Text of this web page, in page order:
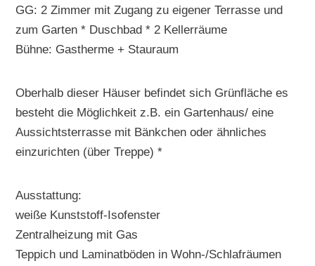
GG: 2 Zimmer mit Zugang zu eigener Terrasse und
zum Garten * Duschbad * 2 Kellerräume
Bühne: Gastherme + Stauraum
Oberhalb dieser Häuser befindet sich Grünfläche es
besteht die Möglichkeit z.B. ein Gartenhaus/ eine
Aussichtsterrasse mit Bänkchen oder ähnliches
einzurichten (über Treppe) *
Ausstattung:
weiße Kunststoff-Isofenster
Zentralheizung mit Gas
Teppich und Laminatböden in Wohn-/Schlafräumen